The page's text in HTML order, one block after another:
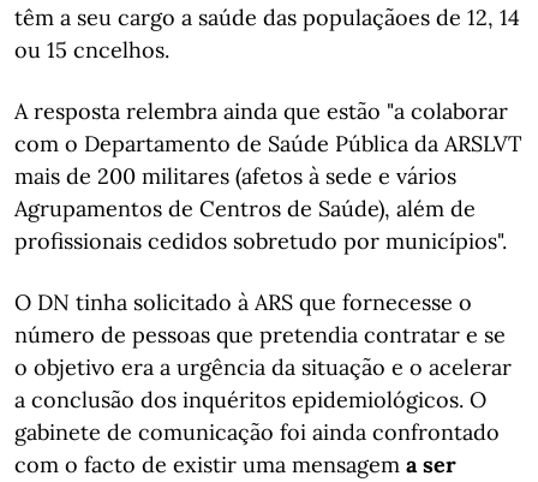
têm a seu cargo a saúde das populaçãoes de 12, 14
ou 15 cncelhos.
A resposta relembra ainda que estão "a colaborar
com o Departamento de Saúde Pública da ARSLVT
mais de 200 militares (afetos à sede e vários
Agrupamentos de Centros de Saúde), além de
profissionais cedidos sobretudo por municípios".
O DN tinha solicitado à ARS que fornecesse o
número de pessoas que pretendia contratar e se
o objetivo era a urgência da situação e o acelerar
a conclusão dos inquéritos epidemiológicos. O
gabinete de comunicação foi ainda confrontado
com o facto de existir uma mensagem a ser